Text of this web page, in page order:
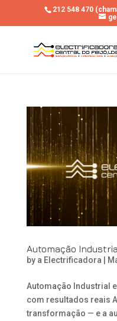
212 548 470
Automação
by a Electrificadora |
Automação Industrial
com resultados reais
transformação — e a